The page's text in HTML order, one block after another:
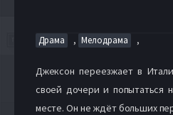
Драма , Мелодрама ,
Джексон переезжает в
своей дочери и попытаться
месте. Он не ждёт больших